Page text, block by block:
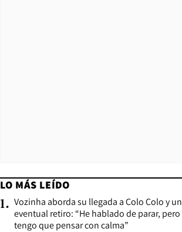
LO MÁS LEÍDO
1. Vozinha aborda su llegada a Colo Colo y un
eventual retiro: “He hablado de parar, pero
tengo que pensar con calma”